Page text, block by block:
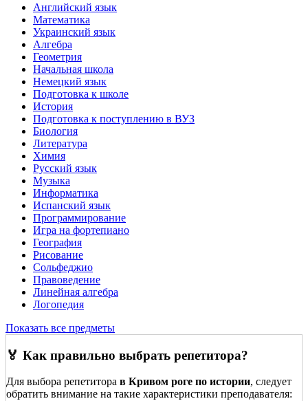
Английский язык
Математика
Украинский язык
Алгебра
Геометрия
Начальная школа
Немецкий язык
Подготовка к школе
История
Подготовка к поступлению в ВУЗ
Биология
Литература
Химия
Русский язык
Музыка
Информатика
Испанский язык
Программирование
Игра на фортепиано
География
Рисование
Сольфеджио
Правоведение
Линейная алгебра
Логопедия
Показать все предметы
🏅 Как правильно выбрать репетитора?
Для выбора репетитора в Кривом роге по истории, следует
обратить внимание на такие характеристики преподавателя: